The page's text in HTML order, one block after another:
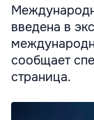
введена в
сообщает
страница.